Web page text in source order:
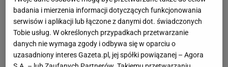
badania i mierzenia informacji dotyczących funkcjonowania
serwisów i aplikacji lub łączone z danymi dot. świadczonych
Tobie usług. W określonych przypadkach przetwarzanie
danych nie wymaga zgody i odbywa się w oparciu o
uzasadniony interes Gazeta.pl, jej spółki powiązanej – Agora